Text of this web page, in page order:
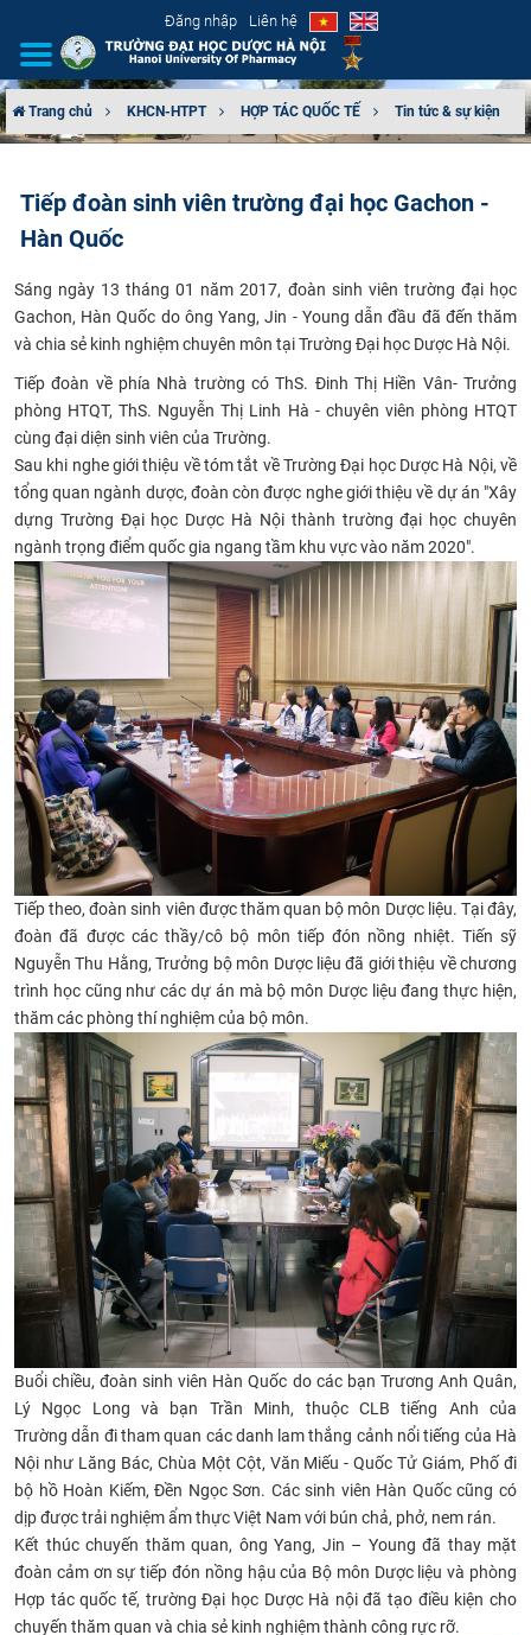
Đăng nhập Liên hệ
CƠ CẤU TỔ CHỨC
ĐÀO TẠO
ĐẢM BẢO CHẤT LƯỢNG
KHOA HỌC CÔNG NGHỆ
HTQT
CỰU NGƯỜI HỌC
Trang chủ KHCN-HTPT HỢP TÁC QUỐC TẾ Tin tức & sự kiện
Tiếp đoàn sinh viên trường đại học Gachon -
Hàn Quốc
Sáng ngày 13 tháng 01 năm 2017, đoàn sinh viên trường đại học
Gachon, Hàn Quốc do ông Yang, Jin - Young dẫn đầu đã đến thăm
và chia sẻ kinh nghiệm chuyên môn tại Trường Đại học Dược Hà Nội.
Tiếp đoàn về phía Nhà trường có ThS. Đinh Thị Hiền Vân- Trưởng
phòng HTQT, ThS. Nguyễn Thị Linh Hà - chuyên viên phòng HTQT
cùng đại diện sinh viên của Trường.
Sau khi nghe giới thiệu về tóm tắt về Trường Đại học Dược Hà Nội, về
tổng quan ngành dược, đoàn còn được nghe giới thiệu về dự án "Xây
dựng Trường Đại học Dược Hà Nội thành trường đại học chuyên
ngành trọng điểm quốc gia ngang tầm khu vực vào năm 2020".
Tiếp theo, đoàn sinh viên được thăm quan bộ môn Dược liệu. Tại đây,
đoàn đã được các thầy/cô bộ môn tiếp đón nồng nhiệt. Tiến sỹ
Nguyễn Thu Hằng, Trưởng bộ môn Dược liệu đã giới thiệu về chương
trình học cũng như các dự án mà bộ môn Dược liệu đang thực hiện,
thăm các phòng thí nghiệm của bộ môn.
Buổi chiều, đoàn sinh viên Hàn Quốc do các bạn Trương Anh Quân,
Lý Ngọc Long và bạn Trần Minh, thuộc CLB tiếng Anh của
Trường dẫn đi tham quan các danh lam thắng cảnh nổi tiếng của Hà
Nội như Lăng Bác, Chùa Một Cột, Văn Miếu - Quốc Tử Giám, Phố đi
bộ hồ Hoàn Kiếm, Đền Ngọc Sơn. Các sinh viên Hàn Quốc cũng có
dịp được trải nghiệm ẩm thực Việt Nam với bún chả, phở, nem rán.
Kết thúc chuyến thăm quan, ông Yang, Jin – Young đã thay mặt
đoàn cảm ơn sự tiếp đón nồng hậu của Bộ môn Dược liệu và phòng
Hợp tác quốc tế, trường Đại học Dược Hà nội đã tạo điều kiện cho
chuyến thăm quan và chia sẻ kinh nghiệm thành công rực rỡ.